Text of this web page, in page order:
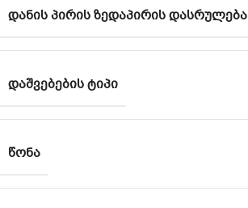
ᲓᲐᲜᲘᲡ ᲞᲘᲠᲘᲡ ᲖᲔᲓᲐᲞᲘᲠᲘᲡ ᲓᲐᲡᲠᲣᲚᲔᲑᲐ
ᲓᲐᲨᲕᲔᲑᲔᲑᲘᲡ ᲢᲘᲞᲘ
ᲬᲝᲜᲐ